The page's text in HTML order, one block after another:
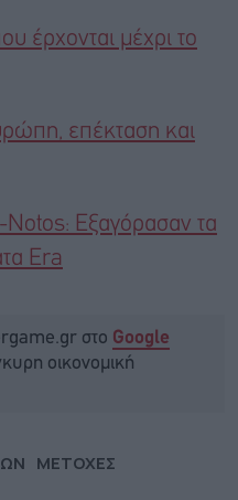
έρχονται μέχρι το
επέκταση και
Εξαγόρασαν τα
Era
στο Google
οικονομική
ΜΕΤΟΧΕΣ